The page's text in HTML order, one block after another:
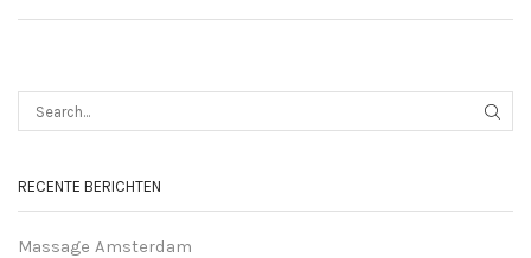
RECENTE BERICHTEN
Massage Amsterdam